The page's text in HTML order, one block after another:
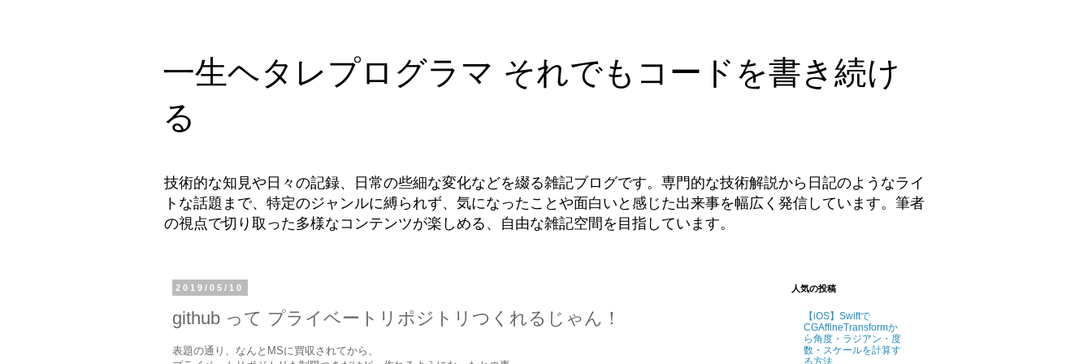
一生ヘタレプログラマ それでもコードを書き続け
る
技術的な知見や日々の記録、日常の些細な変化などを綴る雑記ブログです。専門的な技術解説から日記のようなライ
トな話題まで、特定のジャンルに縛られず、気になったことや面白いと感じた出来事を幅広く発信しています。筆者
の視点で切り取った多様なコンテンツが楽しめる、自由な雑記空間を目指しています。
2019/05/10
github って プライベートリポジトリつくれるじゃん！
表題の通り、なんとMSに買収されてから、
人気の投稿
【iOS】Swiftで
CGAffineTransformか
ら角度・ラジアン・度
数・スケールを計算す